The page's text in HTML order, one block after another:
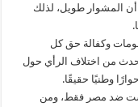
المشوار طويل، لذلك
وكفالة حق كل
من اختلاف الرأي حول
وطنيًا حقيقًا.
ضد مصر فقط، ومن